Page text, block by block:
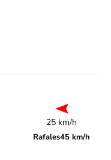
25 km/h
Rafales45 km/h